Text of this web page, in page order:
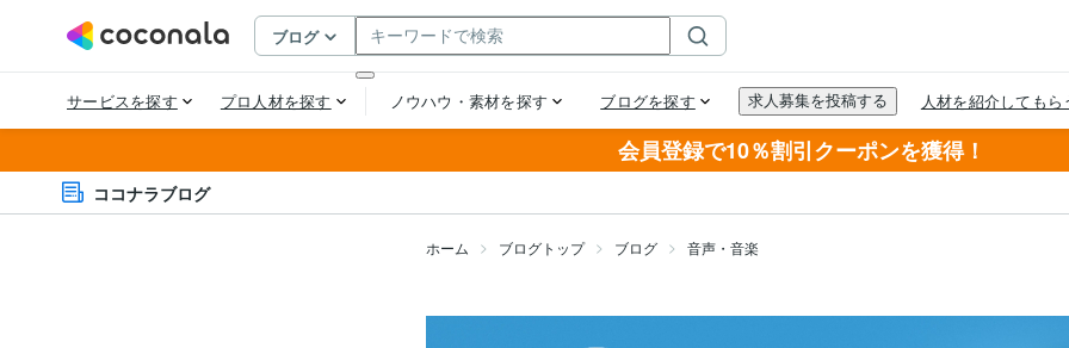
会員登録で10％割引クーポンを獲得！
ココナラブログ
ホーム ブログトップ ブログ 音声・音楽